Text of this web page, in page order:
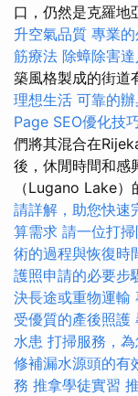
口，仍然是克羅地
升空氣品質 專業
筋療法 除蟑除害
築風格製成的街道
理想生活 可靠的
Page SEO優化技
們將其混合在
後，休閒時間和感
（Lugano Lake
請詳解，助您快速
算需求 請一位打
術的過程與恢復時
護照申請的必要步
決長途或重物運輸
受優質的產後照護
水患 打掃服務，
修補漏水源頭的有
務 推拿學徒實習